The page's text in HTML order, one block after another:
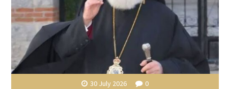
30 July 2026 0